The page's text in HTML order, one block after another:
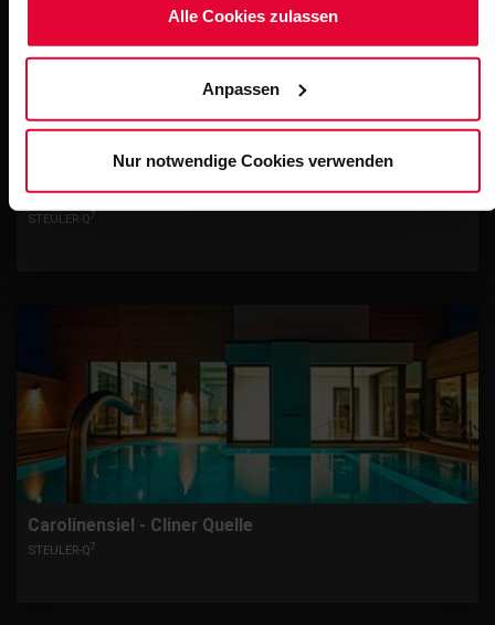
notwendige Cookies verwenden". Mehr dazu
(einschließlich der Möglichkeit, die Einwilligungserklärung
Cookie-Hinweis(Link im Fuß der Website) bzw.
derDatenschutzerklärung.
Alle Cookies zulassen
Anpassen
Nur notwendige Cookies verwenden
Aßlar - Laguna Thermalsolebad
STEULER-Q7
Carolinensiel - Cliner Quelle
STEULER-Q7